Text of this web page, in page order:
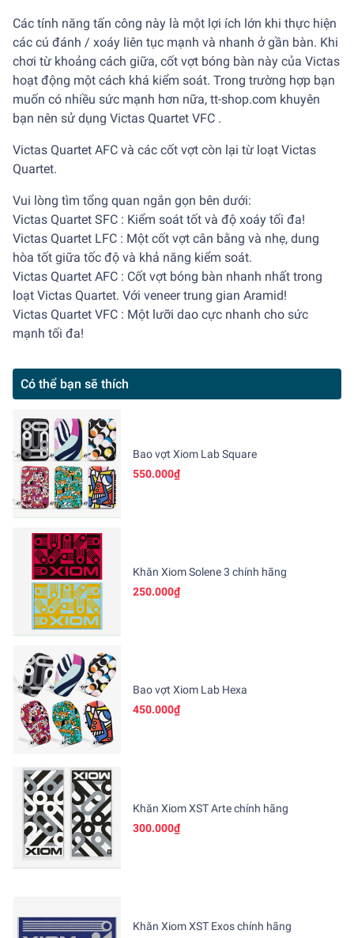
Các tính năng tấn công này là một lợi ích lớn khi thực hiện
các cú đánh / xoáy liên tục mạnh và nhanh ở gần bàn. Khi
chơi từ khoảng cách giữa, cốt vợt bóng bàn này của Victas
hoạt động một cách khá kiểm soát. Trong trường hợp bạn
muốn có nhiều sức mạnh hơn nữa, tt-shop.com khuyên
bạn nên sử dụng Victas Quartet VFC .
Victas Quartet AFC và các cốt vợt còn lại từ loạt Victas
Quartet.
Vui lòng tìm tổng quan ngắn gọn bên dưới:
Victas Quartet SFC : Kiểm soát tốt và độ xoáy tối đa!
Victas Quartet LFC : Một cốt vợt cân bằng và nhẹ, dung
hòa tốt giữa tốc độ và khả năng kiểm soát.
Victas Quartet AFC : Cốt vợt bóng bàn nhanh nhất trong
loạt Victas Quartet. Với veneer trung gian Aramid!
Victas Quartet VFC : Một lưỡi dao cực nhanh cho sức
mạnh tối đa!
Có thể bạn sẽ thích
Bao vợt Xiom Lab Square
550.000₫
Khăn Xiom Solene 3 chính hãng
250.000₫
Bao vợt Xiom Lab Hexa
450.000₫
Khăn Xiom XST Arte chính hãng
300.000₫
Khăn Xiom XST Exos chính hãng